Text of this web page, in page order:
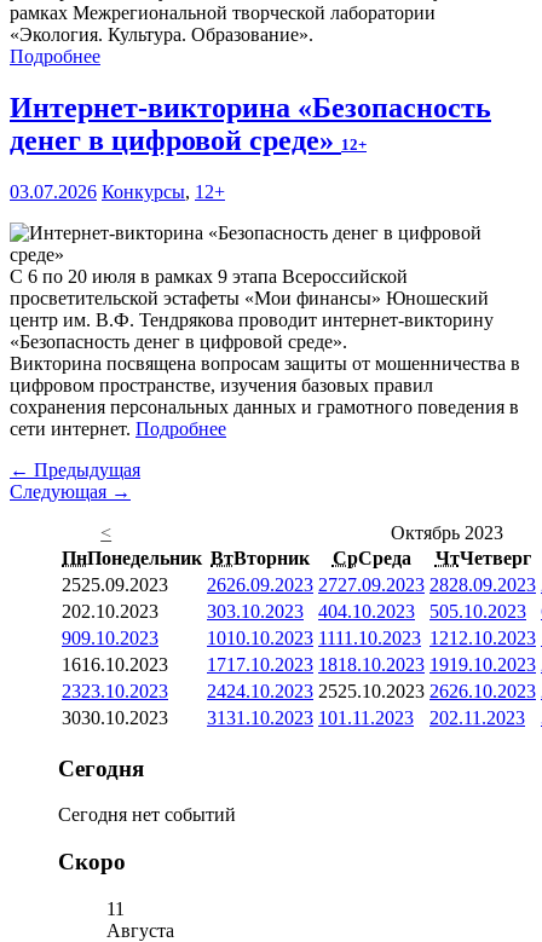
рамках Межрегиональной творческой лаборатории
«Экология. Культура. Образование».
Подробнее
Интернет-викторина «Безопасность
денег в цифровой среде» 12+
03.07.2026 Конкурсы, 12+
С 6 по 20 июля в рамках 9 этапа Всероссийской
просветительской эстафеты «Мои финансы» Юношеский
центр им. В.Ф. Тендрякова проводит интернет-викторину
«Безопасность денег в цифровой среде».
Викторина посвящена вопросам защиты от мошенничества в
цифровом пространстве, изучения базовых правил
сохранения персональных данных и грамотного поведения в
сети интернет. Подробнее
← Предыдущая
Следующая →
<
Октябрь 2023
ПнПонедельник ВтВторник СрСреда ЧтЧетверг
2525.09.2023 2626.09.2023 2727.09.2023 2828.09.2023
202.10.2023 303.10.2023 404.10.2023 505.10.2023
909.10.2023 1010.10.2023 1111.10.2023 1212.10.2023
1616.10.2023 1717.10.2023 1818.10.2023 1919.10.2023
2323.10.2023 2424.10.2023 2525.10.2023 2626.10.2023
3030.10.2023 3131.10.2023 101.11.2023 202.11.2023
Сегодня
Сегодня нет событий
Скоро
11
Августа